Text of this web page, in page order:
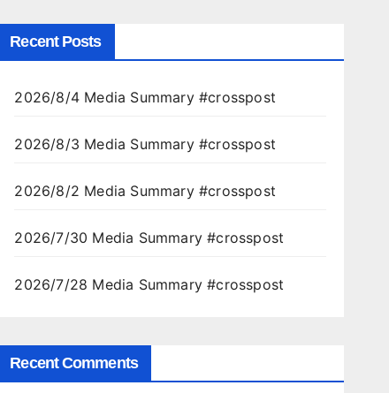
Recent Posts
2026/8/4 Media Summary #crosspost
2026/8/3 Media Summary #crosspost
2026/8/2 Media Summary #crosspost
2026/7/30 Media Summary #crosspost
2026/7/28 Media Summary #crosspost
Recent Comments